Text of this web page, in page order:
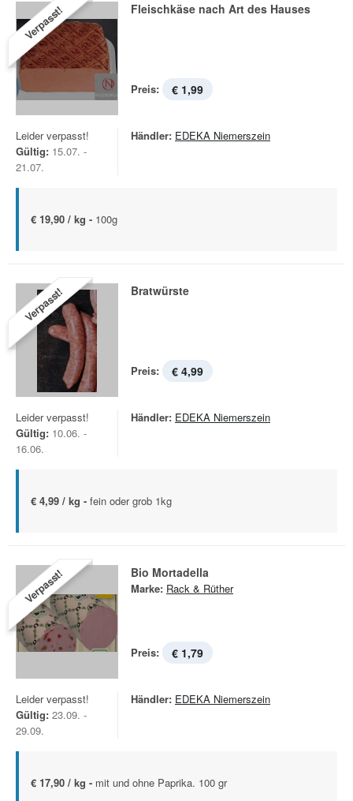
Verpasst! Fleischkäse nach Art des Hauses
Preis: € 1,99
Leider verpasst!
Gültig: 15.07. -
21.07.
Händler: EDEKA Niemerszein
€ 19,90 / kg - 100g
Verpasst! Bratwürste
Preis: € 4,99
Leider verpasst!
Gültig: 10.06. -
16.06.
Händler: EDEKA Niemerszein
€ 4,99 / kg - fein oder grob 1kg
Verpasst! Bio Mortadella
Marke: Rack & Rüther
Preis: € 1,79
Leider verpasst!
Gültig: 23.09. -
29.09.
Händler: EDEKA Niemerszein
€ 17,90 / kg - mit und ohne Paprika. 100 gr